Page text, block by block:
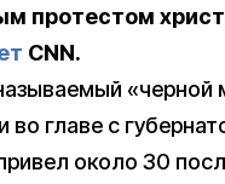
протестом
CNN.
«черной
во главе с
около 30